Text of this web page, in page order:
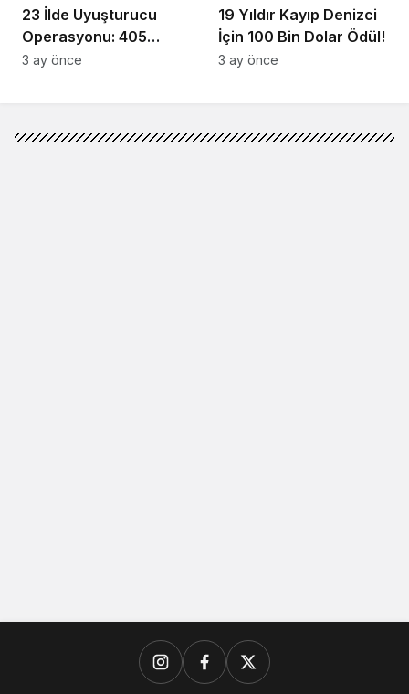
23 İlde Uyuşturucu
Operasyonu: 405
Gözaltı!
3 ay önce
19 Yıldır Kayıp Denizci
İçin 100 Bin Dolar Ödül!
3 ay önce